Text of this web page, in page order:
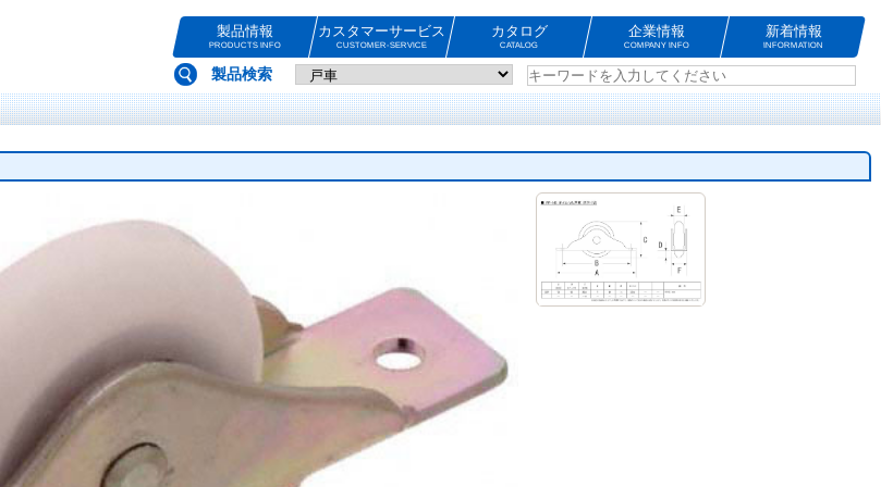
製品情報
PRODUCTS INFO
カスタマーサービス
CUSTOMER-SERVICE
カタログ
CATALOG
企業情報
COMPANY INFO
新着情報
INFORMATION
製品検索